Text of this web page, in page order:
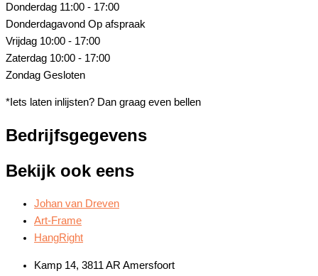
Donderdag 11:00 - 17:00
Donderdagavond Op afspraak
Vrijdag 10:00 - 17:00
Zaterdag 10:00 - 17:00
Zondag Gesloten
*Iets laten inlijsten? Dan graag even bellen
Bedrijfsgegevens
Bekijk ook eens
Johan van Dreven
Art-Frame
HangRight
Kamp 14, 3811 AR Amersfoort